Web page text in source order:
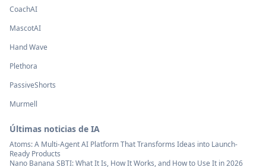
CoachAI
MascotAI
Hand Wave
Plethora
PassiveShorts
Murmell
Últimas noticias de IA
Atoms: A Multi-Agent AI Platform That Transforms Ideas into Launch-
Ready Products
Nano Banana SBTI: What It Is, How It Works, and How to Use It in 2026